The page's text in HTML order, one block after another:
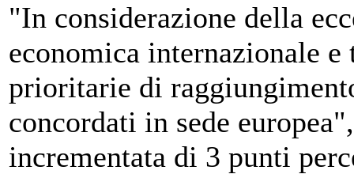
"In considerazione della
economica internazionale
prioritarie di
concordati in sede
incrementata di 3 punti